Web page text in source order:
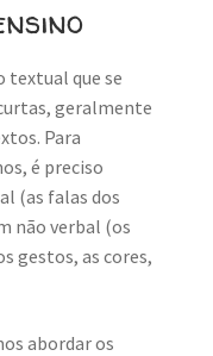
textual que se
geralmente
Para
é preciso
(as falas dos
não verbal (os
gestos, as cores,
abordar os